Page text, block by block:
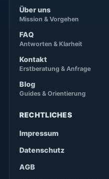
Über uns
Mission & Vorgehen
FAQ
Antworten & Klarheit
Kontakt
Erstberatung & Anfrage
Blog
Guides & Orientierung
RECHTLICHES
Impressum
Datenschutz
AGB